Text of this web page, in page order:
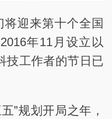
将迎来第十个全国
年11月设立以
技工作者的节日已
”规划开局之年，